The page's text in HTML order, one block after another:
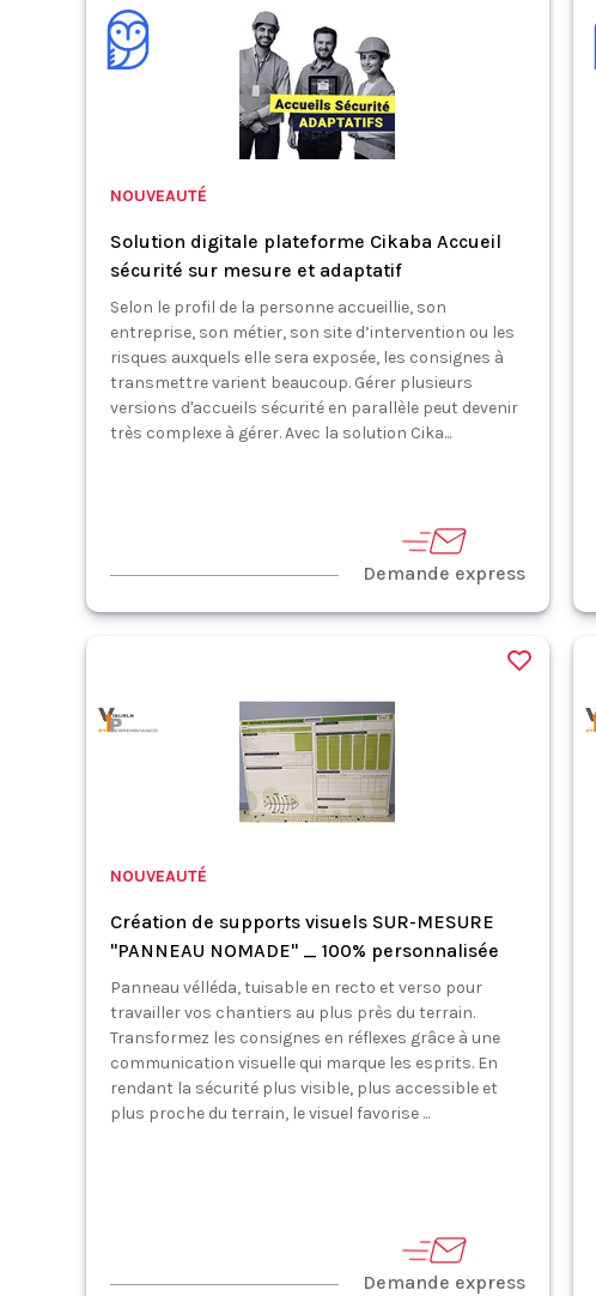
NOUVEAUTÉ
Solution digitale plateforme Cikaba Accueil
sécurité sur mesure et adaptatif
Selon le profil de la personne accueillie, son
entreprise, son métier, son site d’intervention ou les
risques auxquels elle sera exposée, les consignes à
transmettre varient beaucoup. Gérer plusieurs
versions d'accueils sécurité en parallèle peut devenir
très complexe à gérer. Avec la solution Cika...
Demande express
NOUVEAUTÉ
Création de supports visuels SUR-MESURE
"PANNEAU NOMADE" _ 100% personnalisée
Panneau vélléda, tuisable en recto et verso pour
travailler vos chantiers au plus près du terrain.
Transformez les consignes en réflexes grâce à une
communication visuelle qui marque les esprits. En
rendant la sécurité plus visible, plus accessible et
plus proche du terrain, le visuel favorise ...
Demande express